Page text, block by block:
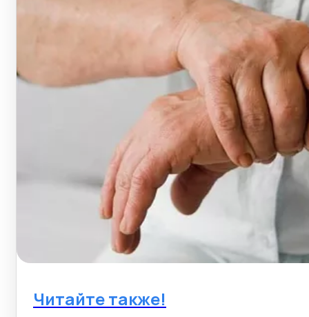
Читайте также!